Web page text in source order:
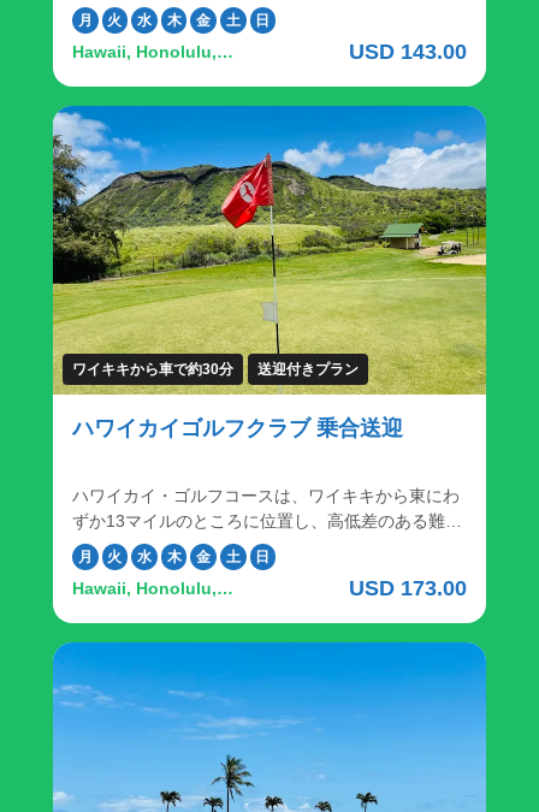
いレイアウトと巧みなドッグレッグホールが特徴の
チャンピオンシップコースで、遠くにはモロカイ島
の素晴らしい景色が広がっています。ロバート・ト
レント・ジョーンズ設計の18ホールのエグゼクティ
ブ・パー3コースは、ゴルファー、ジュニア、アイ
アンやショートゲームの腕を磨きたい方、オアフ島
の東岸と有名なサンディービーチパークを望む、楽
しくてカジュアルな環境です。 イベントに最適な環
境で、オアフ島東部に位置し、ゴルフコースとサン
ディービーチパークのパノラマビューが自慢のバン
ケット施設です。ココヘッド・ルームは160名様ま
で、モロカイ・ルームは60名様までの小規模で内輪
のお祝いに最適です。また、クラブハウスの上層階
を貸し切り、大規模なイベントにも対応できます。
チャンピオンシップコース 18ホール、パー72 赤：
5,582ヤード 72.1/123 白：6,192ヤード 68.8/122
青：6,500ヤード 70/124 ＜レンタルクラブの貸出も
承っております＞ 「ハワイでゴルフはしたいけど、
倒」、「手ぶらでゴルフしたい」そんな方はレンタ
ルクラブのご利用が便利です。 申し込み方法：ゴル
フプレーのご予約時、追加オプションが表示されま
すので、ご希望のレンタルクラブを選択ください。
月 火 水 木 金 土 日
Hawaii, Honolulu,
ワイ・カイ ゴルフコース
USD 143.00
ワイキキから車で約30分 送迎付きプラン
ハワイカイゴルフクラブ 乗合送迎
ハワイカイ・ゴルフコースは、ワイキキから東にわ
ずか13マイルのところに位置し、高低差のある難し
いレイアウトと巧みなドッグレッグホールが特徴の
チャンピオンシップコースで、遠くにはモロカイ島
の素晴らしい景色が広がっています。ロバート・ト
レント・ジョーンズ設計の18ホールのエグゼクティ
ブ・パー3コースは、ゴルファー、ジュニア、アイ
アンやショートゲームの腕を磨きたい方、オアフ島
の東岸と有名なサンディービーチパークを望む、楽
しくてカジュアルな環境です。 イベントに最適な環
ディービーチパークのパノラマビューが自慢のバン
ケット施設。ココヘッド・ルームは160名まで、モ
月 火 水 木 金 土 日
Hawaii, Honolulu,
ワイ・カイ ゴルフコース
USD 173.00